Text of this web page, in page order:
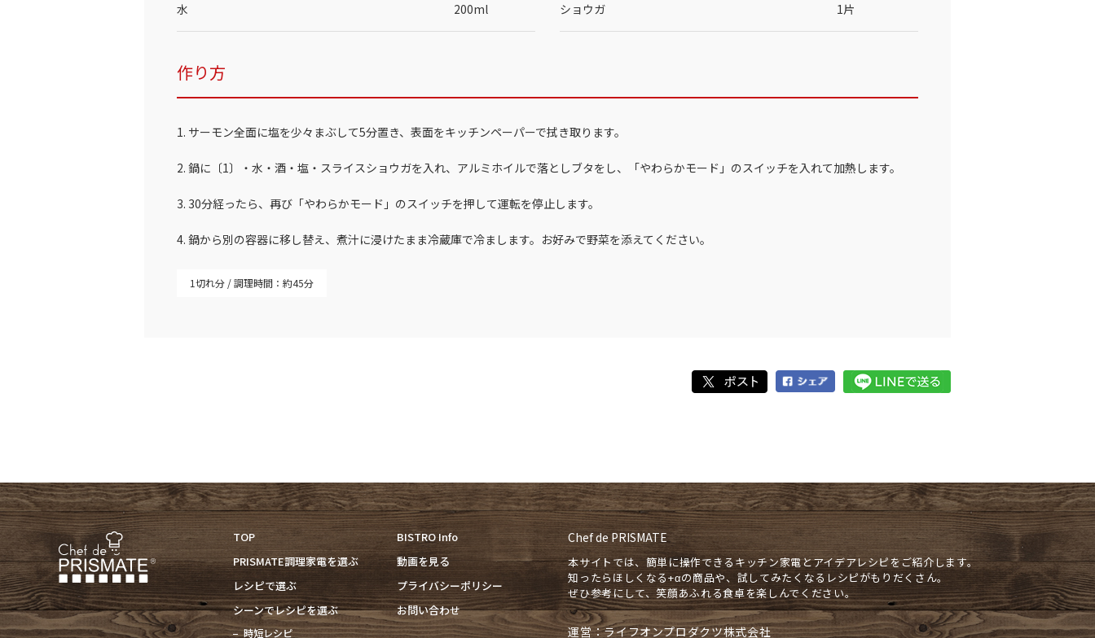
水 200ml ショウガ 1片
作り方
1. サーモン全面に塩を少々まぶして5分置き、表面をキッチンペーパーで拭き取ります。
2. 鍋に〔1〕・水・酒・塩・スライスショウガを入れ、アルミホイルで落としブタをし、「やわらかモード」のスイッチを入れて加熱します。
3. 30分経ったら、再び「やわらかモード」のスイッチを押して運転を停止します。
4. 鍋から別の容器に移し替え、煮汁に浸けたまま冷蔵庫で冷まします。お好みで野菜を添えてください。
1切れ分 調理時間：約45分
TOP
PRISMATE調理家電を選ぶ
レシピで選ぶ
シーンでレシピを選ぶ
時短レシピ
BISTRO Info
動画を見る
プライバシーポリシー
お問い合わせ
Chef de PRISMATE
本サイトでは、簡単に操作できるキッチン家電とアイデアレシピをご紹介します。
知ったらほしくなる+αの商品や、試してみたくなるレシピがもりだくさん。
ぜひ参考にして、笑顔あふれる食卓を楽しんでください。
運営：ライフオンプロダクツ株式会社